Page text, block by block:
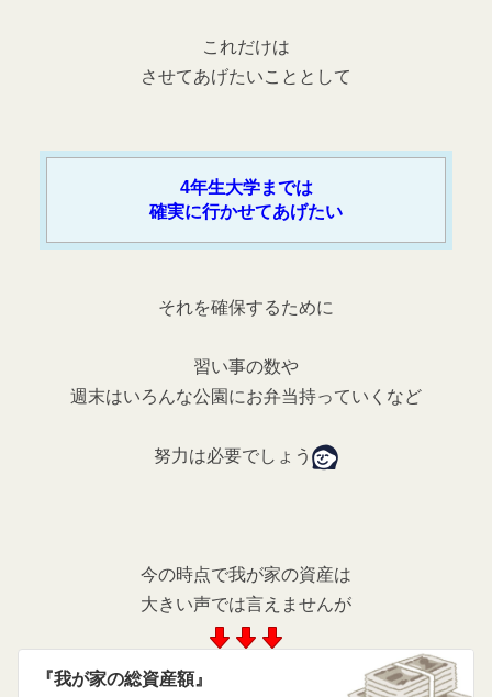
これだけは
させてあげたいこととして
4年生大学までは
確実に行かせてあげたい
それを確保するために
習い事の数や
週末はいろんな公園にお弁当持っていくなど
努力は必要でしょう
今の時点で我が家の資産は
大きい声では言えませんが
『我が家の総資産額』